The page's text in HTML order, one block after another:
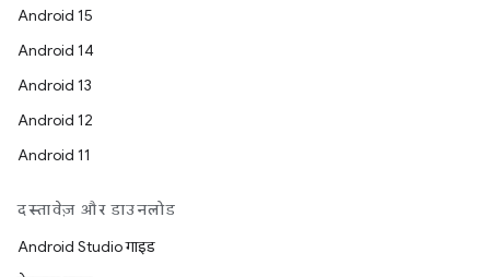
Android 15
Android 14
Android 13
Android 12
Android 11
दस्तावेज़ और डाउनलोड
Android Studio गाइड